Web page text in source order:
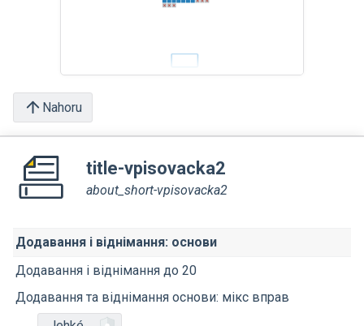
Nahoru
title-vpisovacka2
about_short-vpisovacka2
Додавання і віднімання: основи
Додавання і віднімання до 20
Додавання та віднімання основи: мікс вправ